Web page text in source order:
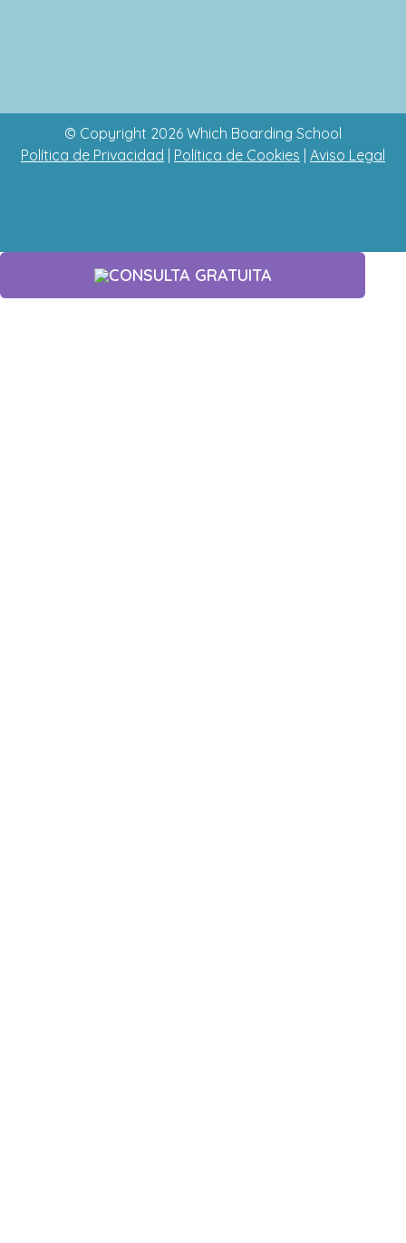
© Copyright 2026 Which Boarding School
Política de Privacidad
Política de Cookies Aviso Legal
CONSULTA GRATUITA